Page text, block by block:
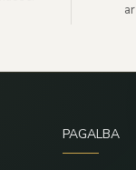
PAGALBA